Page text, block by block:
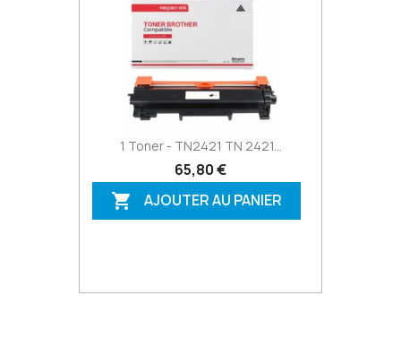
1 Toner - TN2421 TN 2421...
65,80 €
 AJOUTER AU PANIER